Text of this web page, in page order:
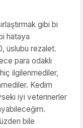
gibi bi
hataya
üslubu rezalet.
para odaklı
ilgilenmediler,
Kedim
iyi veterinerler
bile